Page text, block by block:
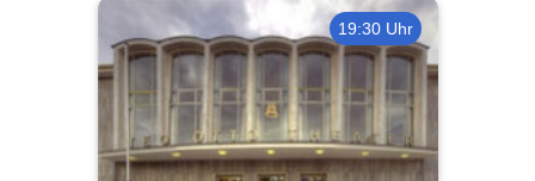
19:30 Uhr